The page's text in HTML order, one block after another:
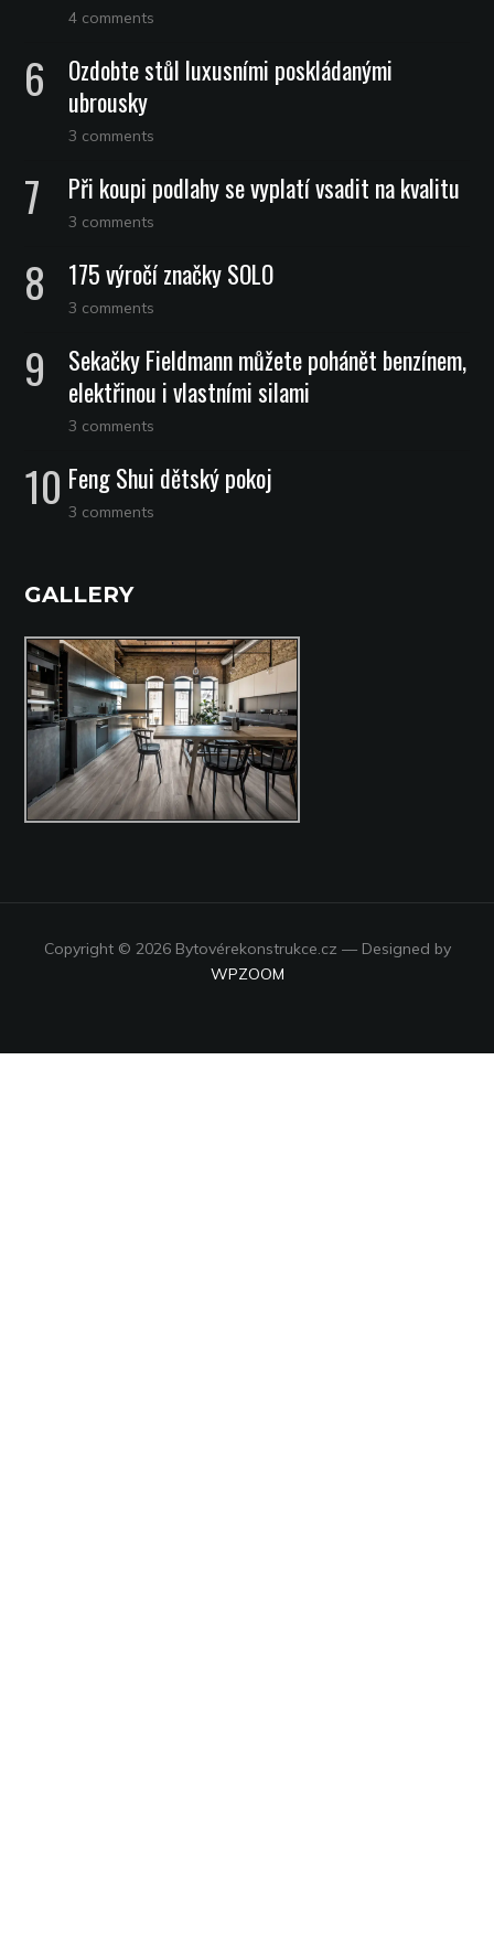
4 comments
Ozdobte stůl luxusními poskládanými
ubrousky
3 comments
Při koupi podlahy se vyplatí vsadit na kvalitu
3 comments
175 výročí značky SOLO
3 comments
Sekačky Fieldmann můžete pohánět benzínem,
elektřinou i vlastními silami
3 comments
Feng Shui dětský pokoj
3 comments
GALLERY
Copyright © 2026 Bytovérekonstrukce.cz — Designed by
WPZOOM